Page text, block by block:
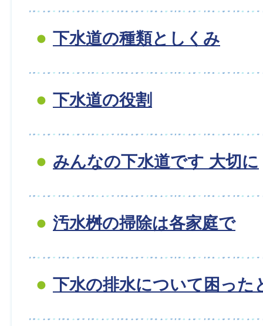
下水道の種類としくみ
下水道の役割
みんなの下水道です 大切に
汚水桝の掃除は各家庭で
下水の排水について困った